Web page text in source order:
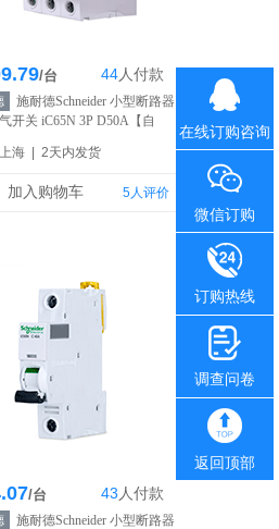
库存346个
/台 44人付款
施耐德Schneider 小型断路器
开关 iC65N 3P D50A 【自
海 | 2天内发货
加入购物车 5人评价
库存344个
/台 43 人付款
施耐德Schneider 小型断路器
在线订购咨询
微信订购
订购热线
调查问卷
返回顶部